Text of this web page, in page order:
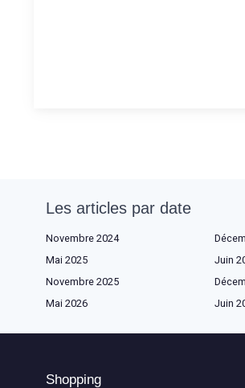
Les articles par date
Novembre 2024
Mai 2025
Juin
Novembre 2025
Mai 2026
Juin
Shopping